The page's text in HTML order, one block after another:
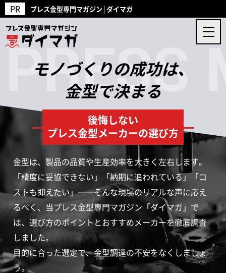
プレス金型専門マガジン│ダイマガ
モノづくりの成功は、
金型で決まる
後悔しない
プレス金型メーカーの選び方
金型は、製品の品質や生産効率を大きく左右します。
「精度に妥協できない」「納期に追われている」「コ
ストも抑えたい」──そんな現場のリアルな声に応え
るべく、当プレス金型専門マガジン「ダイマガ」で
は、選び方のポイントとおすすめメーカーを徹底調査
しました。
目的に合った選定で、金型調達の不安をなくしましょ
う。